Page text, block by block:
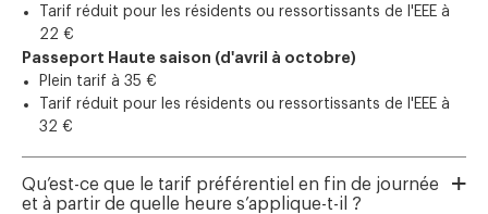
Tarif réduit pour les résidents ou ressortissants de l'EEE à
22 €
Passeport Haute saison (d'avril à octobre)
Plein tarif à 35 €
Tarif réduit pour les résidents ou ressortissants de l'EEE à
32 €
Qu’est-ce que le tarif préférentiel en fin de journée
et à partir de quelle heure s’applique-t-il ?